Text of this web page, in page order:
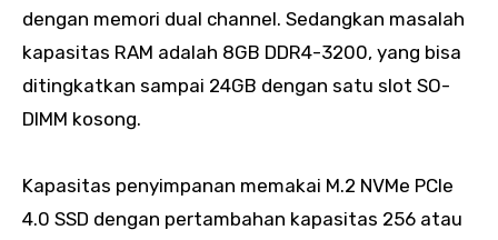
dengan memori dual channel. Sedangkan masalah
kapasitas RAM adalah 8GB DDR4-3200, yang bisa
ditingkatkan sampai 24GB dengan satu slot SO-
DIMM kosong.
Kapasitas penyimpanan memakai M.2 NVMe PCIe
4.0 SSD dengan pertambahan kapasitas 256 atau